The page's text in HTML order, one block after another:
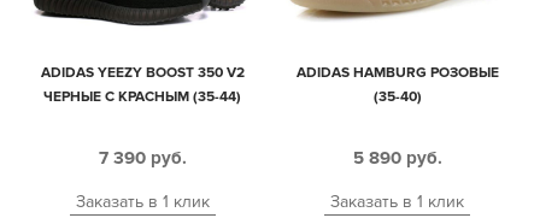
ADIDAS YEEZY BOOST 350 V2
ЧЕРНЫЕ С КРАСНЫМ (35-44)
7 390 руб.
Заказать в 1 клик
ADIDAS HAMBURG РОЗОВЫЕ
(35-40)
5 890 руб.
Заказать в 1 клик